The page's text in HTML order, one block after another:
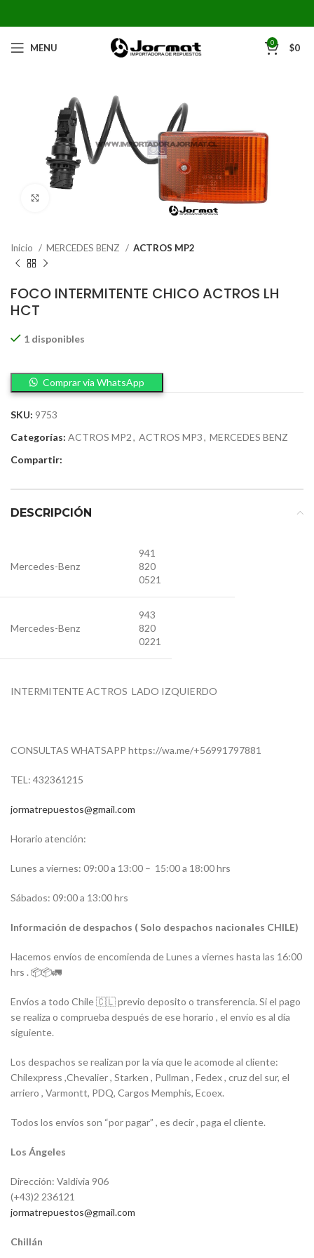
MENU 0 $0
Inicio MERCEDES BENZ ACTROS MP2
FOCO INTERMITENTE CHICO ACTROS LH
HCT
1 disponibles
Comprar via WhatsApp
SKU: 9753
Categorías: ACTROS MP2, ACTROS MP3, MERCEDES BENZ
Compartir:
DESCRIPCIÓN
Mercedes-Benz
941
820
0521
Mercedes-Benz
943
820
0221
INTERMITENTE ACTROS LADO IZQUIERDO
CONSULTAS WHATSAPP https://wa.me/+56991797881
TEL: 432361215
jormatrepuestos@gmail.com
Horario atención:
Lunes a viernes: 09:00 a 13:00 – 15:00 a 18:00 hrs
Sábados: 09:00 a 13:00 hrs
Información de despachos ( Solo despachos nacionales CHILE)
Hacemos envíos de encomienda de Lunes a viernes hasta las 16:00
hrs . 📦📦🚛
Envíos a todo Chile 🇨🇱 previo deposito o transferencia. Si el pago
se realiza o comprueba después de ese horario , el envío es al día
siguiente.
Los despachos se realizan por la vía que le acomode al cliente:
Chilexpress ,Chevalier , Starken , Pullman , Fedex , cruz del sur, el
arriero , Varmontt, PDQ, Cargos Memphis, Ecoex.
Todos los envíos son “por pagar” , es decir , paga el cliente.
Los Ángeles
Dirección: Valdivia 906
(+43)2 236121
jormatrepuestos@gmail.com
Chillán